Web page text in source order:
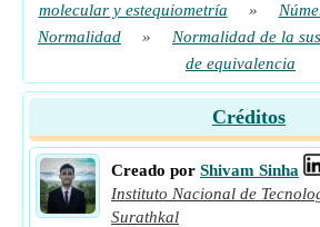
molecular y estequiometría
»
Normalidad
»
Normalidad de la
de equivalencia
Créditos
Creado por Shivam Sinha
Instituto Nacional de
Surathkal